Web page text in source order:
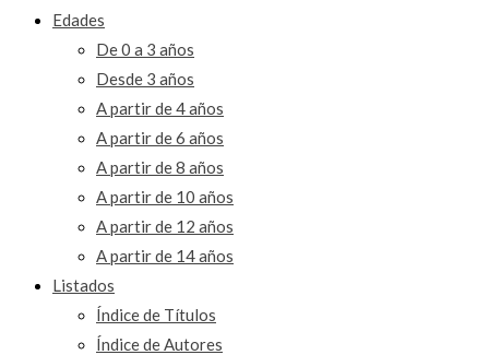
Edades
De 0 a 3 años
Desde 3 años
A partir de 4 años
A partir de 6 años
A partir de 8 años
A partir de 10 años
A partir de 12 años
A partir de 14 años
Listados
Índice de Títulos
Índice de Autores